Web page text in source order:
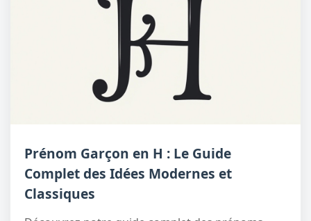
Prénom Garçon en H : Le Guide
Complet des Idées Modernes et
Classiques